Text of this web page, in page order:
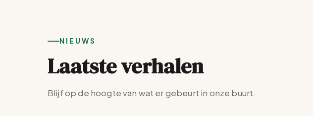
NIEUWS
Laatste verhalen
Blijf op de hoogte van wat er gebeurt in onze buurt.